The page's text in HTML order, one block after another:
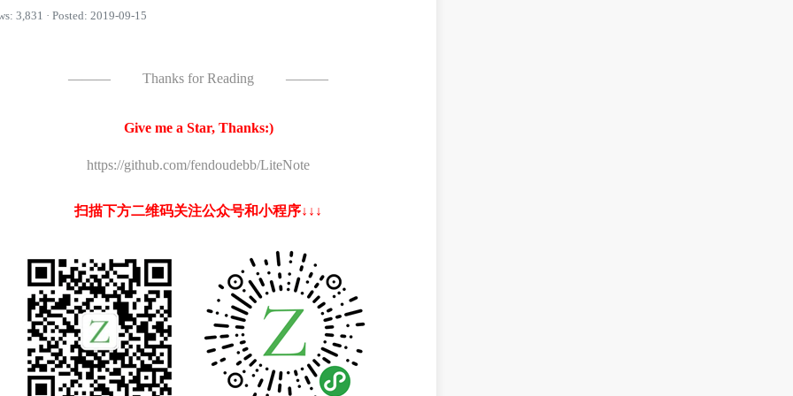
3,831 · Posted: 2019-09-15
——— Thanks for Reading ———
Give me a Star, Thanks:)
https://github.com/fendoudebb/LiteNote
扫描下方二维码关注公众号和小程序↓↓↓